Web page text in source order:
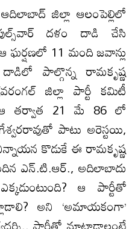
జిల్లా ఆలంపెల్లిలో
దళం దాడి చేసి
ఘర్షణలో 11 మంది జవాన్లు
పాల్గొన్న రామకృష్ణ
జిల్లా పార్టీ కమిటీ
ఆ తర్వాత 21 మే 86 లో
పాటు అరెస్టయి,
కొడుకే ఈ రామకృష్ణ
ఎన్‌.టి.ఆర్‌., అదిలాబాదు
ఆ పార్టీతో
అని ‘అమాయకంగా’